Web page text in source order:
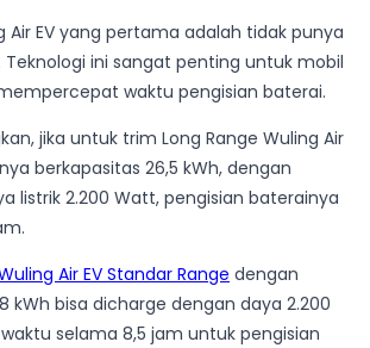
Air EV yang pertama adalah tidak punya
ini sangat penting untuk mobil
waktu pengisian baterai.
jika untuk trim Long Range Wuling Air
berkapasitas 26,5 kWh, dengan
listrik 2.200 Watt, pengisian baterainya
Air EV Standar Range dengan
kWh bisa dicharge dengan daya 2.200
selama 8,5 jam untuk pengisian